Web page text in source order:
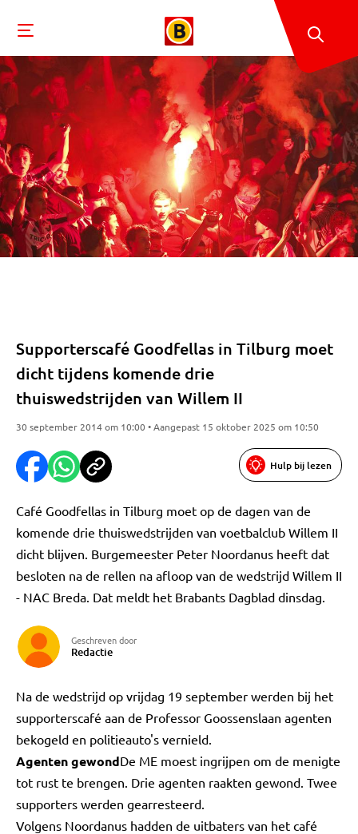
Supporterscafé Goodfellas in Tilburg moet
dicht tijdens komende drie
thuiswedstrijden van Willem II
30 september 2014 om 10:00 • Aangepast 15 oktober 2025 om 10:50
Hulp bij lezen
Café Goodfellas in Tilburg moet op de dagen van de
komende drie thuiswedstrijden van voetbalclub Willem II
dicht blijven. Burgemeester Peter Noordanus heeft dat
besloten na de rellen na afloop van de wedstrijd Willem II
- NAC Breda. Dat meldt het Brabants Dagblad dinsdag.
Geschreven door
Redactie
Na de wedstrijd op vrijdag 19 september werden bij het
supporterscafé aan de Professor Goossenslaan agenten
bekogeld en politieauto's vernield.
Agenten gewondDe ME moest ingrijpen om de menigte
tot rust te brengen. Drie agenten raakten gewond. Twee
supporters werden gearresteerd.
Volgens Noordanus hadden de uitbaters van het café